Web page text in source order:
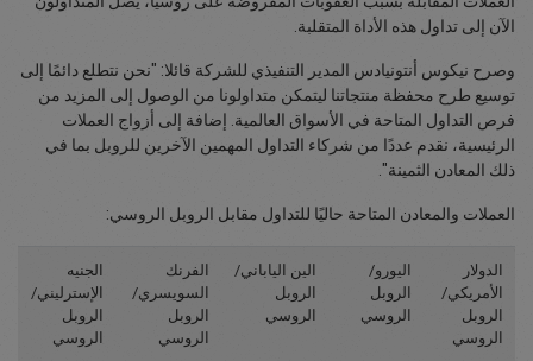
الآن إلى تداول هذه الأداة المتقلبة.
وصرح نيكوس أنتونيادس المدير التنفيذي للشركة قائلا: "نحن نتطلع دائمًا إلى
توسيع طرح محفظة منتجاتنا ليتمكن متداولونا من الوصول إلى المزيد من
فرص التداول المتاحة في الأسواق العالمية. إضافة إلى أزواج العملات
الرئيسية، نقدم عددًا من شركاء التداول المهمين الآخرين للروبل بما في
ذلك المعادن الثمينة".
العملات والمعادن المتاحة حاليًا للتداول مقابل الروبل الروسي:
الدولار
الأمريكي/
الروبل
الروسي
اليورو/
الروبل
الروسي
الين الياباني/
الروبل
الروسي
الفرنك
السويسري/
الروبل
الروسي
الجنيه
الإسترليني/
الروبل
الروسي